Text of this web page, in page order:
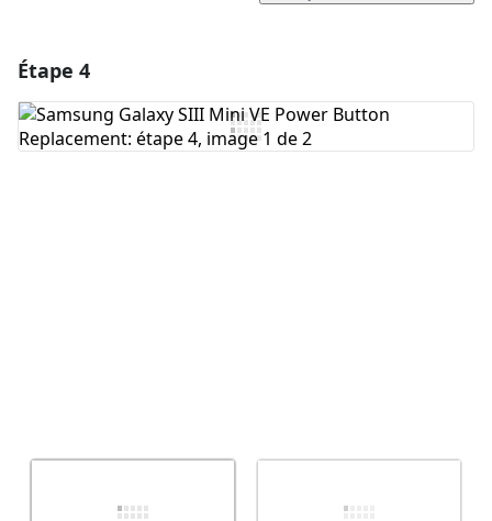
Ajouter un commentaire
Étape 4